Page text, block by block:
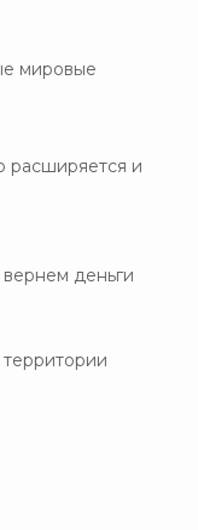
мировые
расширяется и
деньги